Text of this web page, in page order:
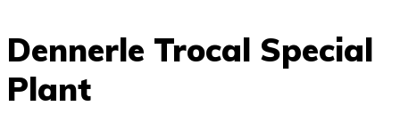
Dennerle Trocal Special
Plant